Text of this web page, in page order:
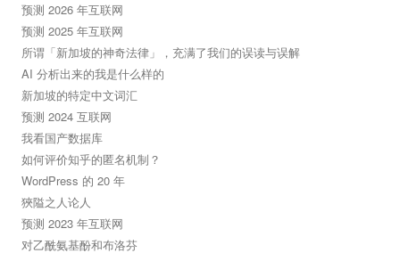
预测 2026 年互联网
预测 2025 年互联网
所谓「新加坡的神奇法律」，充满了我们的误读与误解
AI 分析出来的我是什么样的
新加坡的特定中文词汇
预测 2024 互联网
我看国产数据库
如何评价知乎的匿名机制？
WordPress 的 20 年
狹隘之人论人
预测 2023 年互联网
对乙酰氨基酚和布洛芬